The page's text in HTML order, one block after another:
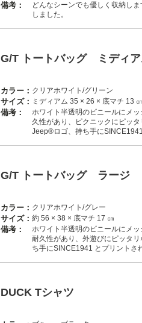
備考：
どんなシーンでも優しく収納し
しました。
G/T トートバッグ ミディア
カラー： クリアホワイト/グリーン
サイズ： ミディアム 35 × 26 × 底マチ 13 ㎝
備考：
ホワイト半透明のビニールにメ
久性があり、ピクニックにピッ
Jeep®ロゴ、持ち手に
G/T トートバッグ ラージ
カラー： クリアホワイト/グレー
サイズ： 約 56 × 38 × 底マチ 17 ㎝
備考：
ホワイト半透明のビニールにメ
耐久性があり、外遊びにピッタ
ち手にSINCE1941 とプリントさ
DUCK Tシャツ